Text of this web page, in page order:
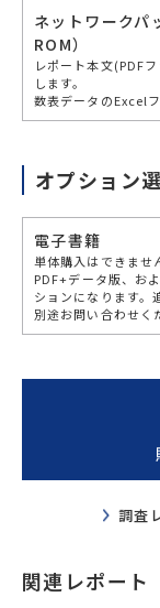
ネットワークパ
ROM）
レポート本文(PDF
します。
数表データのExcel
オプション
電子書籍
単体購入はできませ
PDF+データ版、お
ションになります。
別途お問い合わせく
調査
関連レポート